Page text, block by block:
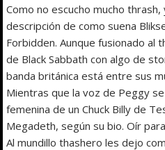
Como no escucho mucho
descripción de como suena
Forbidden. Aunque fusionado al
de Black Sabbath con algo de
banda británica está entre sus
Mientras que la voz de Peggy
femenina de un Chuck Billy de
Megadeth, según su bio. Oír
Al mundillo thashero les dejo